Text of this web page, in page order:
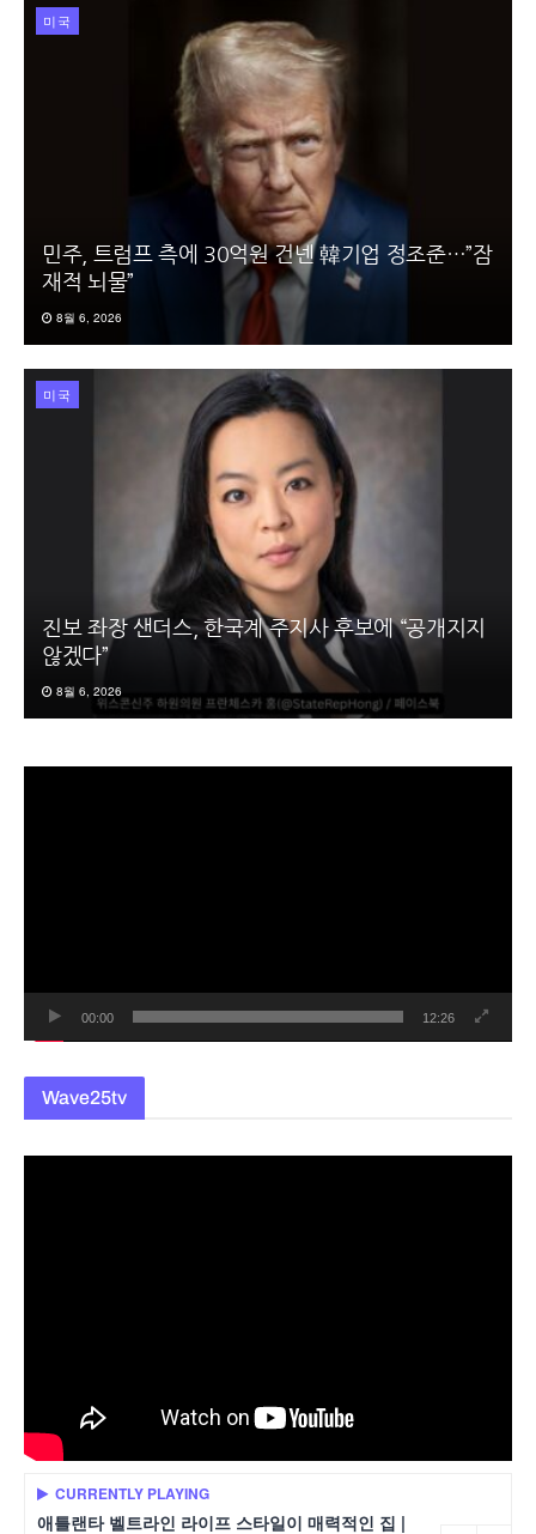
미국
민주, 트럼프 측에 30억원 건넨 韓기업 정조준…”잠
재적 뇌물”
8월 6, 2026
미국
진보 좌장 샌더스, 한국계 주지사 후보에 “공개지지
않겠다”
8월 6, 2026
00:00 12:26
Wave25tv
CURRENTLY PLAYING
애틀랜타 벨트라인 라이프 스타일이 매력적인 집 |